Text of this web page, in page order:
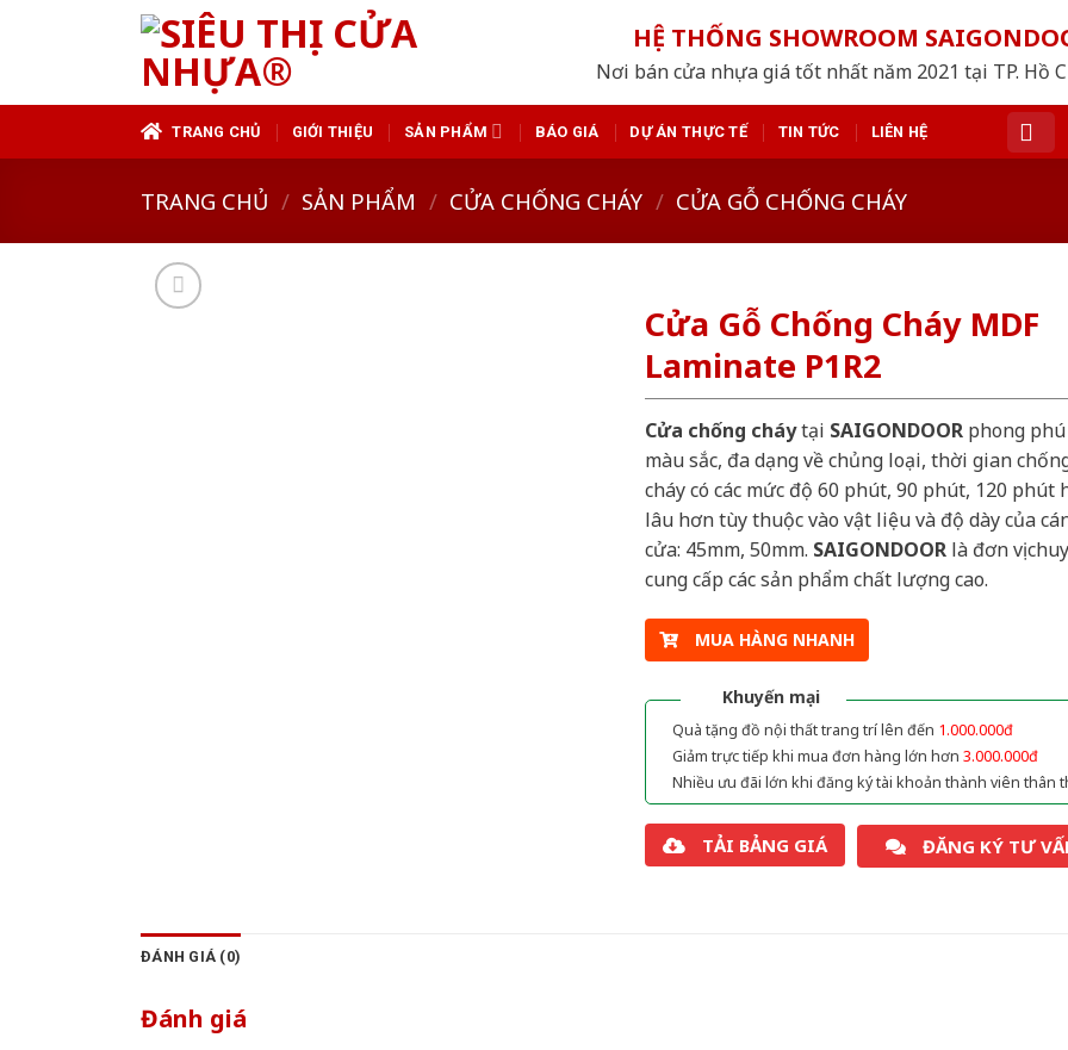
HỆ THỐNG SHOWROOM
Nơi bán cửa nhựa giá tốt nhất năm 2021 tại TP. Hồ
TRANG CHỦ GIỚI THIỆU SẢN PHẨM BÁO GIÁ DỰ ÁN THỰC TẾ TIN TỨC LIÊN HỆ
TRANG CHỦ / SẢN PHẨM / CỬA CHỐNG CHÁY / CỬA GỖ CHỐNG CHÁY
Cửa Gỗ Chống Cháy MDF
Laminate P1R2
Cửa chống cháytại SAIGONDOORphong phú
màu sắc, đa dạng về chủng loại, thời gian
cháy có các mức độ 60 phút, 90 phút, 120 phút
lâu hơn tùy thuộc vào vật liệu và độ dày của
cửa: 45mm, 50mm. SAIGONDOORlà đơn vị
cung cấp các sản phẩm chất lượng cao.
MUA HÀNG NHANH
Khuyến mại
Quà tặng đồ nội thất trang trí lên đến 1.000.000đ
Giảm trực tiếp khi mua đơn hàng lớn hơn 3.000.000đ
Nhiều ưu đãi lớn khi đăng ký tài khoản thành viên thân
TẢI BẢNG GIÁ ĐĂNG KÝ TƯ
ĐÁNH GIÁ (0)
Đánh giá